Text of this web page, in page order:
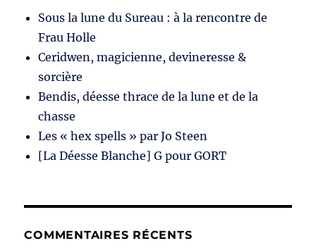
Sous la lune du Sureau : à la rencontre de
Frau Holle
Ceridwen, magicienne, devineresse &
sorcière
Bendis, déesse thrace de la lune et de la
chasse
Les « hex spells » par Jo Steen
[La Déesse Blanche] G pour GORT
COMMENTAIRES RÉCENTS